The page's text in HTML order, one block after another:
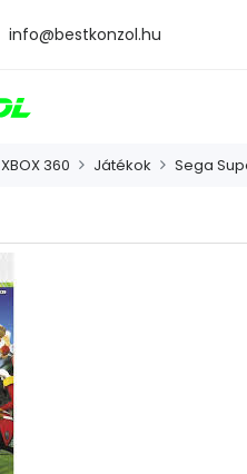
info@bestkonzol.hu
XBOX 360 Játékok Sega